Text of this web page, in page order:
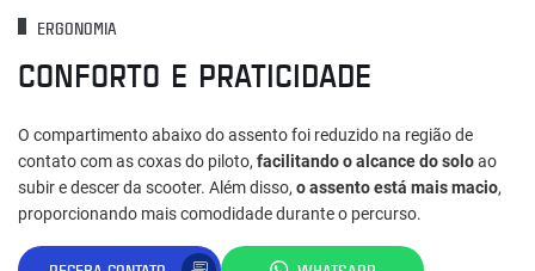
ERGONOMIA
CONFORTO E PRATICIDADE
O compartimento abaixo do assento foi reduzido na região de
contato com as coxas do piloto, facilitando o alcance do soloao
subir e descer da scooter. Além disso, o assento está mais macio,
proporcionando mais comodidade durante o percurso.